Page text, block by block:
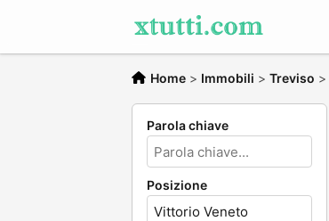
Home > Immobili > Treviso >
Parola chiave
Posizione